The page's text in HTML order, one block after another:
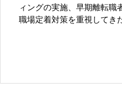
ィングの実施、早期離転職
職場定着対策を重視してき